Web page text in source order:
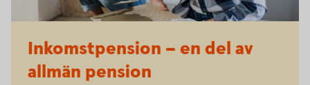
Inkomstpension – en del av
allmän pension